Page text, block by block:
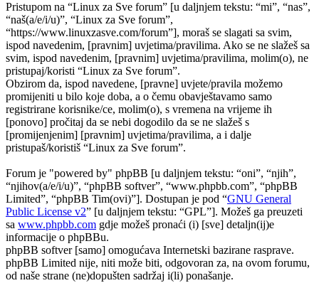
Pristupom na “Linux za Sve forum” [u daljnjem tekstu: “mi”, “nas”,
“naš(a/e/i/u)”, “Linux za Sve forum”,
“https://www.linuxzasve.com/forum”], moraš se slagati sa svim,
ispod navedenim, [pravnim] uvjetima/pravilima. Ako se ne slažeš sa
svim, ispod navedenim, [pravnim] uvjetima/pravilima, molim(o), ne
pristupaj/koristi “Linux za Sve forum”.
Obzirom da, ispod navedene, [pravne] uvjete/pravila možemo
promijeniti u bilo koje doba, a o čemu obavještavamo samo
registrirane korisnike/ce, molim(o), s vremena na vrijeme ih
[ponovo] pročitaj da se nebi dogodilo da se ne slažeš s
[promijenjenim] [pravnim] uvjetima/pravilima, a i dalje
pristupaš/koristiš “Linux za Sve forum”.
Forum je "powered by" phpBB [u daljnjem tekstu: “oni”, “njih”,
“njihov(a/e/i/u)”, “phpBB softver”, “www.phpbb.com”, “phpBB
Limited”, “phpBB Tim(ovi)”]. Dostupan je pod “GNU General
Public License v2” [u daljnjem tekstu: “GPL”]. Možeš ga preuzeti
sa www.phpbb.com gdje možeš pronaći (i) [sve] detaljn(ij)e
informacije o phpBBu.
phpBB softver [samo] omogućava Internetski bazirane rasprave.
phpBB Limited nije, niti može biti, odgovoran za, na ovom forumu,
od naše strane (ne)dopušten sadržaj i(li) ponašanje.